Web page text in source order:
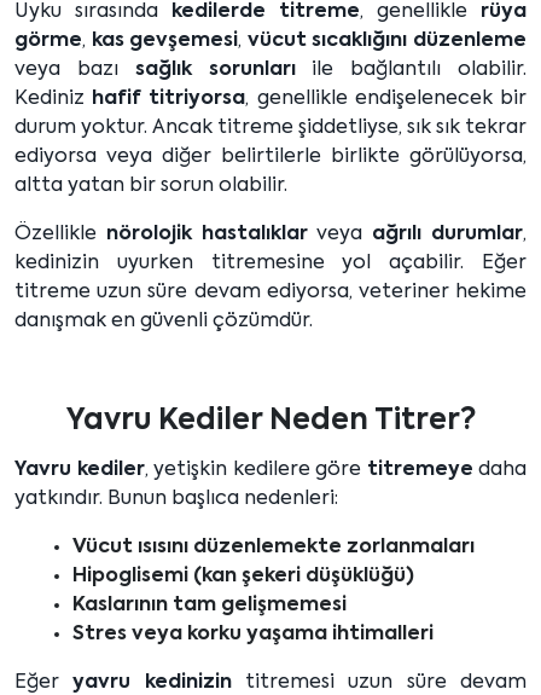
Uyku sırasında kedilerde titreme, genellikle rüya
görme, kas gevşemesi, vücut sıcaklığını düzenleme
veya bazı sağlık sorunlarıile bağlantılı olabilir.
Kediniz hafif titriyorsa, genellikle endişelenecek bir
durum yoktur. Ancak titreme şiddetliyse, sık sık tekrar
ediyorsa veya diğer belirtilerle birlikte görülüyorsa,
altta yatan bir sorun olabilir.
Özellikle nörolojik hastalıklarveya ağrılı durumlar,
kedinizin uyurken titremesine yol açabilir. Eğer
titreme uzun süre devam ediyorsa, veteriner hekime
danışmak en güvenli çözümdür.
Yavru Kediler Neden Titrer?
Yavru kediler, yetişkin kedilere göre titremeye daha
yatkındır. Bunun başlıca nedenleri:
Vücut ısısını düzenlemekte zorlanmaları
Hipoglisemi (kan şekeri düşüklüğü)
Kaslarının tam gelişmemesi
Stres veya korku yaşama ihtimalleri
Eğeryavru kedinizintitremesi uzun süre devam